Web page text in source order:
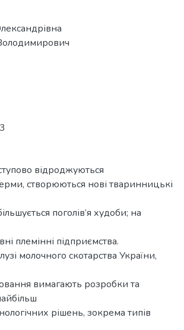
відроджуються
створюються нові тваринницькі
поголів’я худоби; на
племінні підприємства.
молочного скотарства України,
вимагають розробки та
рішень, зокрема типів